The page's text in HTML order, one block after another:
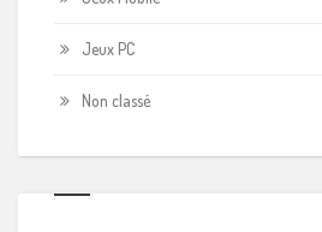
Jeux PC
Non classé